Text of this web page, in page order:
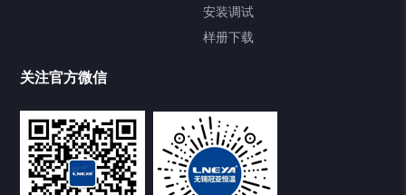
Chamber试验箱
TCU温度控制单元
VOCs冷凝回收装置
安装调试
样册下载
关注官方微信